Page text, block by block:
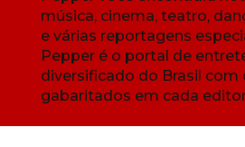
música, cinema, teatro,
e várias reportagens
Pepper é o portal de
diversificado do Brasil com
gabaritados em cada